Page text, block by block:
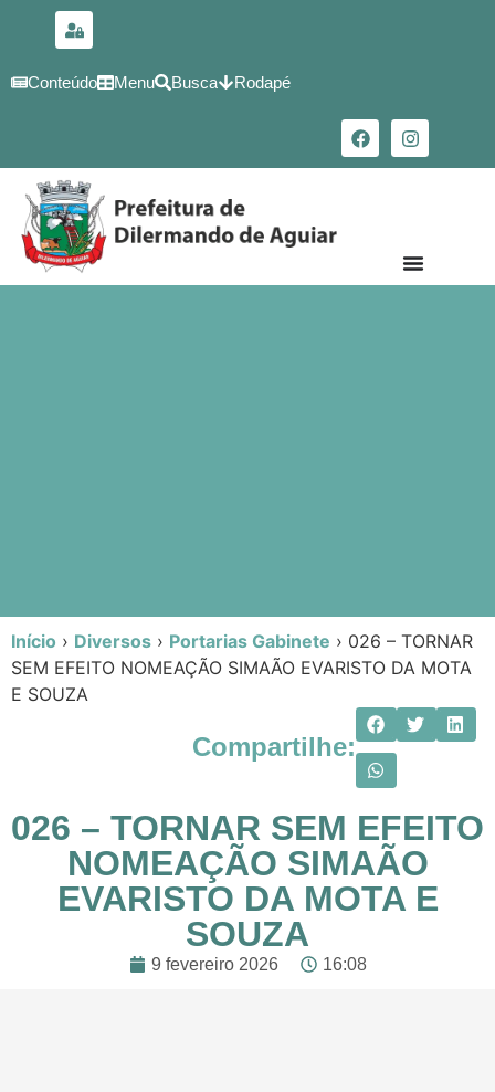
conteúdo
Conteúdo Menu Busca Rodapé
Início › Diversos › Portarias Gabinete › 026 – TORNAR
SEM EFEITO NOMEAÇÃO SIMAÃO EVARISTO DA MOTA
E SOUZA
Compartilhe:
026 – TORNAR SEM EFEITO
NOMEAÇÃO SIMAÃO
EVARISTO DA MOTA E
SOUZA
9 fevereiro 2026 16:08